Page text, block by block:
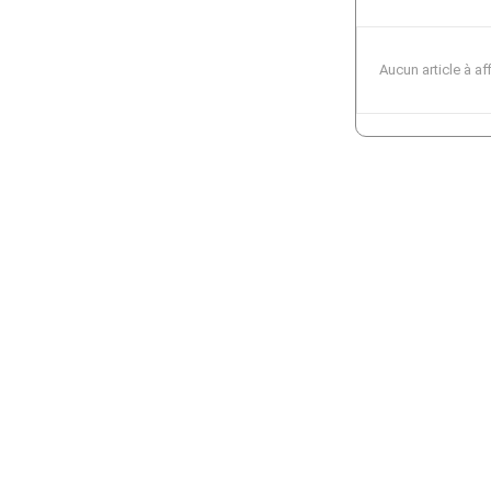
Aucun article à